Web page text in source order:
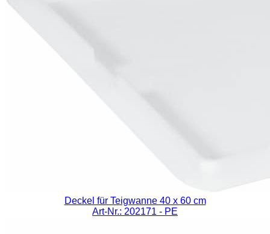
Deckel für Teigwanne 40 x 60 cm
Art-Nr.: 202171 - PE